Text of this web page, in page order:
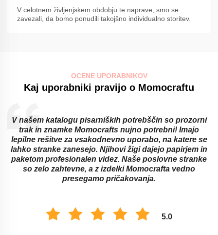
V celotnem življenjskem obdobju te naprave, smo se
zavezali, da bomo ponudili takojšno individualno storitev.
OCENE UPORABNIKOV
Kaj uporabniki pravijo o Momocraftu
se
in
Šolske ustanove ne morejo brez mamil in
trakov Momocrafta! Na njih najdemo iznajdljive
za premagovanje ovir pri učenju, s katerimi se
srečujejo odrasli in otroci. Njihovi zapisi in žigi so
najboljši za organizacijo razreda in za
nalog. S temi Momocraft izdelki se izboljša okolje
učenje.